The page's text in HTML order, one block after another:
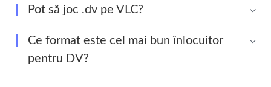
Pot să joc .dv pe VLC?
Ce format este cel mai bun înlocuitor
pentru DV?